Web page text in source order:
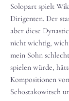
Solopart spielt
Dirigenten. Der
aber diese
nicht wichtig,
mein Sohn
spielen würde,
Kompositionen
Schostakowitsch